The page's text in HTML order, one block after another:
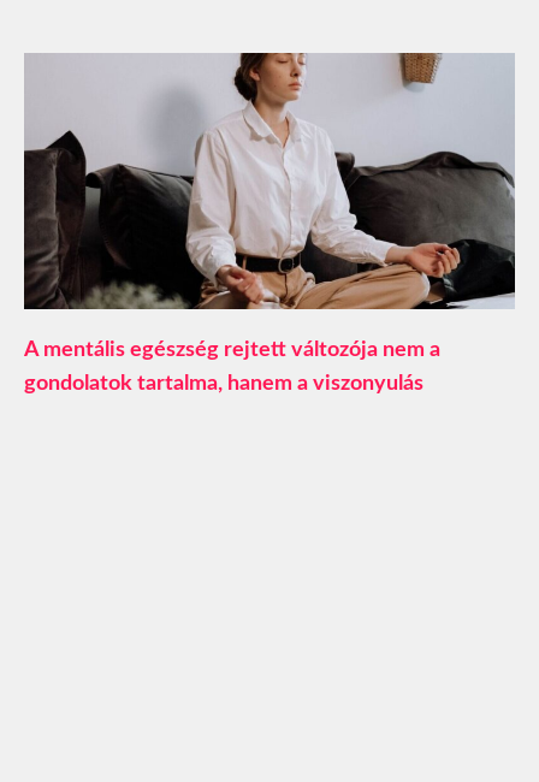
A mentális egészség rejtett változója nem a
gondolatok tartalma, hanem a viszonyulás